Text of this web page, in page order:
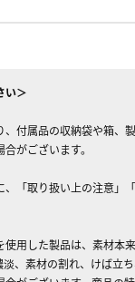
い＞
、付属品の収納袋や箱、
がございます。
、「取り扱い上の注意」
使用した製品は、素材本
、素材の割れ、けば立